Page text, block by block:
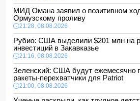
МИД Омана заявил о позитивном
Ормузскому проливу
21:28, 08.08.2026
Рубио: США выделили $201 млн на
инвестиций в Закавказье
21:16, 08.08.2026
Зеленский: США будут ежемесячно
ракеты-перехватчики для Patriot
21:00, 08.08.2026